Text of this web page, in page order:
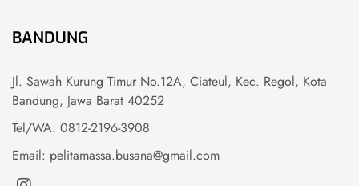
BANDUNG
Jl. Sawah Kurung Timur No.12A, Ciateul, Kec. Regol, Kota
Bandung, Jawa Barat 40252
Tel/WA: 0812-2196-3908
Email: pelitamassa.busana@gmail.com